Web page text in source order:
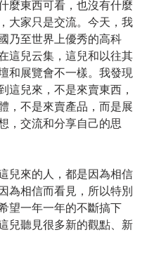
麼東西可看，也沒有什麼
大家只是交流。今天，我
乃至世界上優秀的高科
這兒云集，這兒和以往其
和展覽會不一樣。我發現
這兒來，不是來賣東西，
，不是來賣產品，而是展
，交流和分享自己的思
兒來的人，都是因為相信
為相信而看見，所以特別
望一年一年的不斷搞下
兒聽見很多新的觀點、新